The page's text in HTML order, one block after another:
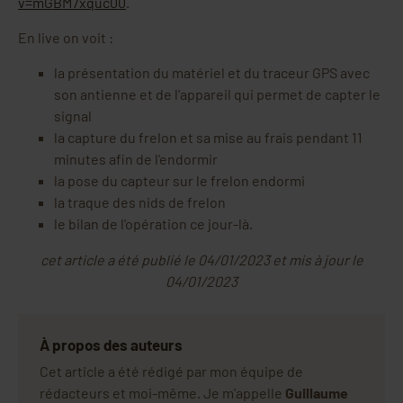
En live on voit :
la présentation du matériel et du traceur GPS avec
son antienne et de l'appareil qui permet de capter le
signal
la capture du frelon et sa mise au frais pendant 11
minutes afin de l'endormir
la pose du capteur sur le frelon endormi
la traque des nids de frelon
le bilan de l'opération ce jour-là.
cet article a été publié le 04/01/2023 et mis à jour le
04/01/2023
À propos des auteurs
Cet article a été rédigé par mon équipe de
rédacteurs et moi-même. Je m'appelle Guillaume